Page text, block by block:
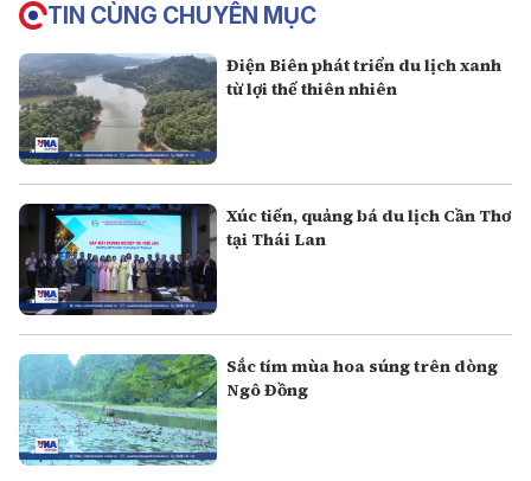
TIN CÙNG CHUYÊN MỤC
Điện Biên phát triển du lịch xanh
từ lợi thế thiên nhiên
Xúc tiến, quảng bá du lịch Cần Thơ
tại Thái Lan
Sắc tím mùa hoa súng trên dòng
Ngô Đồng